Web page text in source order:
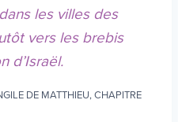
les villes des
vers les brebis
d’Israël.
DE MATTHIEU, CHAPITRE